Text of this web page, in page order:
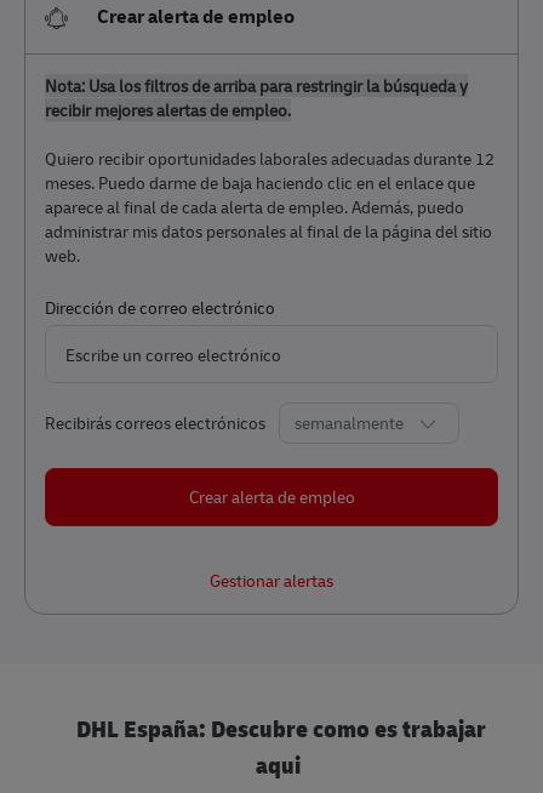
Crear alerta de empleo
Nota: Usa los filtros de arriba para restringir la búsqueda y
recibir mejores alertas de empleo.
Quiero recibir oportunidades laborales adecuadas durante 12
meses. Puedo darme de baja haciendo clic en el enlace que
aparece al final de cada alerta de empleo. Además, puedo
administrar mis datos personales al final de la página del sitio
web.
Dirección de correo electrónico
Recibirás correos electrónicosRequired
Crear alerta de empleo
Gestionar alertas
DHL España: Descubre como es trabajar
aqui